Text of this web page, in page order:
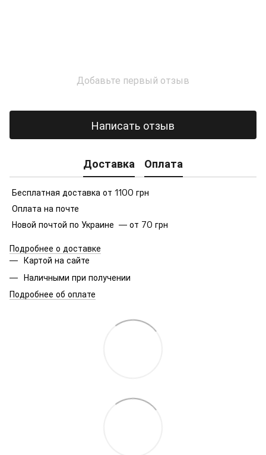
Добавьте первый отзыв
Написать отзыв
Доставка Оплата
Бесплатная доставка от 1100 грн
Оплата на почте
Новой почтой по Украине — от 70 грн
Подробнее о доставке
Картой на сайте
Наличными при получении
Подробнее об оплате